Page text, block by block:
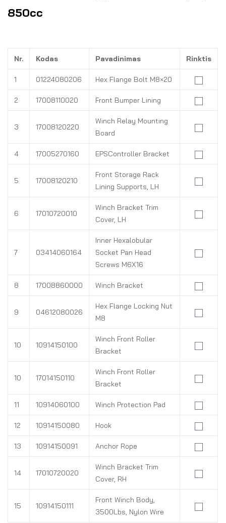
850cc
Nr. Kodas Pavadinimas Rinktis
1 01224080206 Hex Flange Bolt M8×20
2 17008110020 Front Bumper Lining
3 17008120220
Winch Relay Mounting
Board
4 17005270160 EPSController Bracket
5 17008120210
Front Storage Rack
Lining Supports, LH
6 17010720010
Winch Bracket Trim
Cover, LH
7 03414060164
Inner Hexalobular
Socket Pan Head
Screws M6X16
8 17008860000 Winch Bracket
9 04612080026
Hex Flange Locking Nut
M8
10 10914150100
Winch Front Roller
Bracket
10 17014150110
Winch Front Roller
Bracket
11 10914060100 Winch Protection Pad
12 10914150080 Hook
13 10914150091 Anchor Rope
14 17010720020
Winch Bracket Trim
Cover, RH
15 10914150111
Front Winch Body,
3500Lbs, Nylon Wire